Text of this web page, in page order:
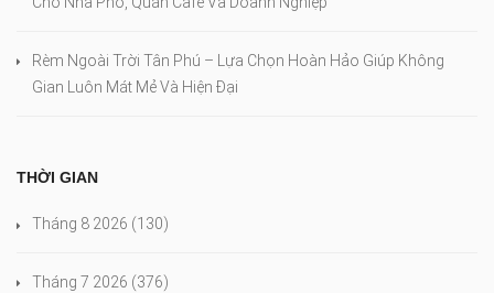
Rèm Ngoài Trời Tân Phú – Lựa Chọn Hoàn Hảo Giúp Không
Gian Luôn Mát Mẻ Và Hiện Đại
THỜI GIAN
Tháng 8 2026 (130)
Tháng 7 2026 (376)